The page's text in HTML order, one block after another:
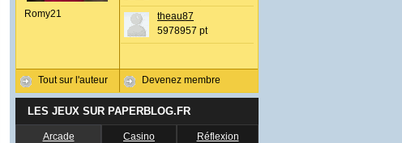
Romy21
Tout sur l'auteur
theau87
5978957 pt
Devenez membre
LES JEUX SUR PAPERBLOG.FR
Arcade Casino Réflexion